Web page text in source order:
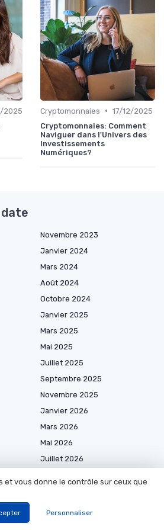
2025
Cryptomonnaies • 17/12/2025
Cryptomonnaies: Comment
Naviguer dans l'Univers des
Investissements
Numériques?
Novembre 2023
Janvier 2024
Mars 2024
Août 2024
Octobre 2024
Janvier 2025
Mars 2025
Mai 2025
Juillet 2025
Septembre 2025
Novembre 2025
Janvier 2026
Mars 2026
Mai 2026
Juillet 2026
et vous donne le contrôle sur ceux que
Personnaliser